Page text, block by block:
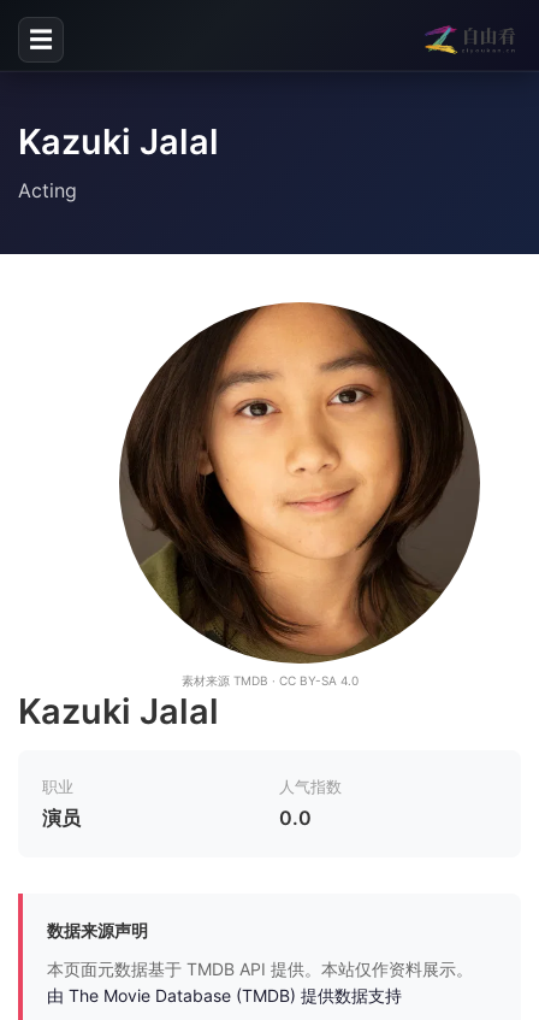
☰
Kazuki Jalal
Acting
素材来源 TMDB · CC BY-SA 4.0
Kazuki Jalal
职业
演员
人气指数
0.0
数据来源声明
本页面元数据基于 TMDB API 提供。本站仅作资料展示。
由 The Movie Database (TMDB) 提供数据支持